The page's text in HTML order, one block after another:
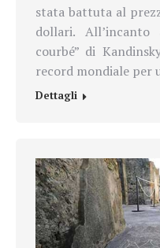
stata battuta al
dollari.
courbé” di
record mondiale per
Dettagli